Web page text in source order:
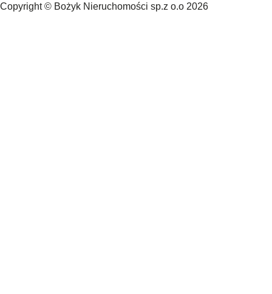
Copyright © Bożyk Nieruchomości sp.z o.o 2026